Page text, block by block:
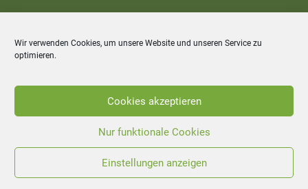
Wir verwenden Cookies, um unsere Website und unseren Service zu
optimieren.
Cookies akzeptieren
Nur funktionale Cookies
Einstellungen anzeigen
h
n
c
Stiftung Unternehmen Wald - Alle Rechte vorbehalten.